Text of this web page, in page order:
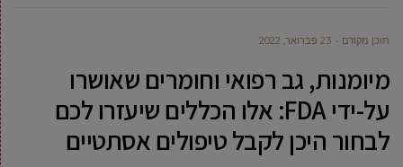
תוכן מקודם 23 פברואר, 2022
מיומנות, גב רפואי וחומרים שאושרו
על-ידי FDA: אלו הכללים שיעזרו לכם
לבחור היכן לקבל טיפולים אסתטיים